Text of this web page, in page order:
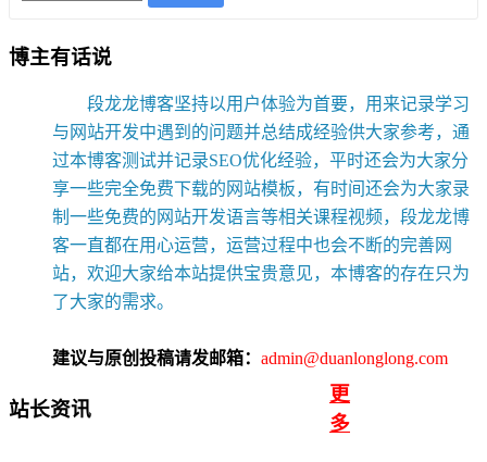
博主有话说
段龙龙博客坚持以用户体验为首要，用来记录学习
与网站开发中遇到的问题并总结成经验供大家参考，通
过本博客测试并记录SEO优化经验，平时还会为大家分
享一些完全免费下载的网站模板，有时间还会为大家录
制一些免费的网站开发语言等相关课程视频，段龙龙博
客一直都在用心运营，运营过程中也会不断的完善网
站，欢迎大家给本站提供宝贵意见，本博客的存在只为
了大家的需求。
建议与原创投稿请发邮箱： admin@duanlonglong.com
站长资讯
更
多